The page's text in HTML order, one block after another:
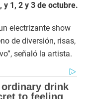
y 1, 2 y 3 de octubre.
electrizante show
de diversión, risas,
señaló la artista.